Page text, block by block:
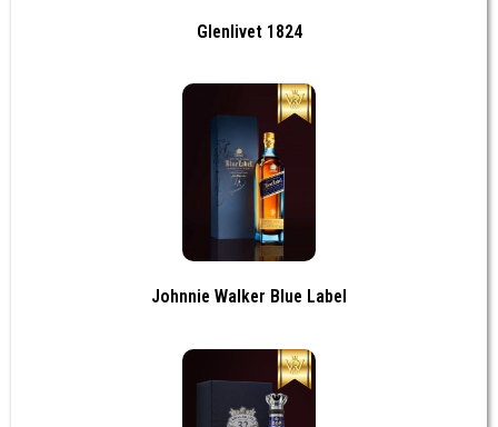
Glenlivet 1824
Johnnie Walker Blue Label